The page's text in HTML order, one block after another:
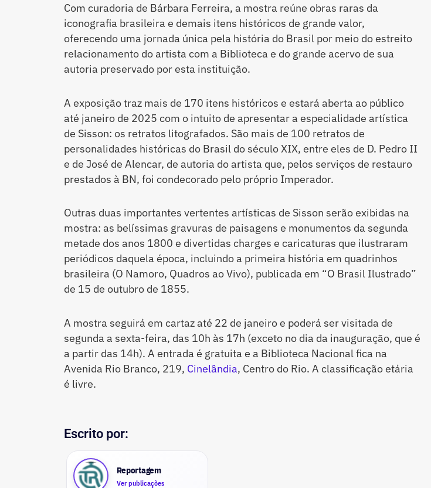
Com curadoria de Bárbara Ferreira, a mostra reúne obras raras da
iconografia brasileira e demais itens históricos de grande valor,
oferecendo uma jornada única pela história do Brasil por meio do estreito
relacionamento do artista com a Biblioteca e do grande acervo de sua
autoria preservado por esta instituição.
A exposição traz mais de 170 itens históricos e estará aberta ao público
até janeiro de 2025 com o intuito de apresentar a especialidade artística
de Sisson: os retratos litografados. São mais de 100 retratos de
personalidades históricas do Brasil do século XIX, entre eles de D. Pedro II
e de José de Alencar, de autoria do artista que, pelos serviços de restauro
prestados à BN, foi condecorado pelo próprio Imperador.
Outras duas importantes vertentes artísticas de Sisson serão exibidas na
mostra: as belíssimas gravuras de paisagens e monumentos da segunda
metade dos anos 1800 e divertidas charges e caricaturas que ilustraram
periódicos daquela época, incluindo a primeira história em quadrinhos
brasileira (O Namoro, Quadros ao Vivo), publicada em “O Brasil Ilustrado”
de 15 de outubro de 1855.
A mostra seguirá em cartaz até 22 de janeiro e poderá ser visitada de
segunda a sexta-feira, das 10h às 17h (exceto no dia da inauguração, que é
a partir das 14h). A entrada é gratuita e a Biblioteca Nacional fica na
Avenida Rio Branco, 219, Cinelândia, Centro do Rio. A classificação etária
é livre.
Escrito por:
Reportagem
Ver publicações